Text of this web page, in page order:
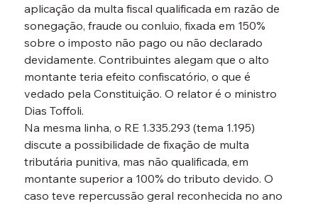
aplicação da multa fiscal qualificada em razão de
sonegação, fraude ou conluio, fixada em 150%
sobre o imposto não pago ou não declarado
devidamente. Contribuintes alegam que o alto
montante teria efeito confiscatório, o que é
vedado pela Constituição. O relator é o ministro
Dias Toffoli.
Na mesma linha, o RE 1.335.293 (tema 1.195)
discute a possibilidade de fixação de multa
tributária punitiva, mas não qualificada, em
montante superior a 100% do tributo devido. O
caso teve repercussão geral reconhecida no ano